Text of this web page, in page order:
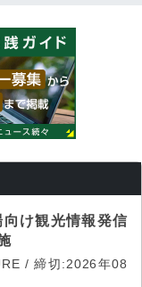
け観光情報発信
/ 締切:2026年08